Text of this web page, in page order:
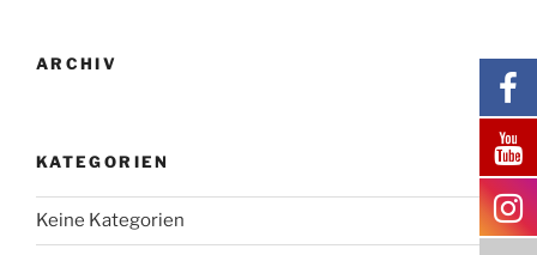
ARCHIV
KATEGORIEN
Keine Kategorien